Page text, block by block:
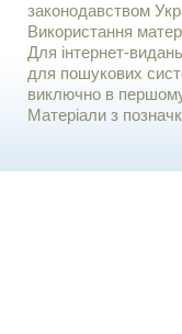
законодавством
Використання
Для iнтернет-
для пошукових
виключно в
Матеріали з